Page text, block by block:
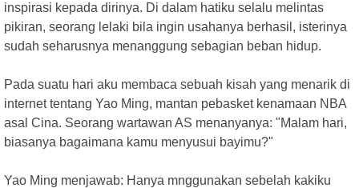
inspirasi kepada dirinya. Di dalam hatiku selalu melintas
pikiran, seorang lelaki bila ingin usahanya berhasil, isterinya
sudah seharusnya menanggung sebagian beban hidup.
Pada suatu hari aku membaca sebuah kisah yang menarik di
internet tentang Yao Ming, mantan pebasket kenamaan NBA
asal Cina. Seorang wartawan AS menanyanya: "Malam hari,
biasanya bagaimana kamu menyusui bayimu?"
Yao Ming menjawab: Hanya mnggunakan sebelah kakiku